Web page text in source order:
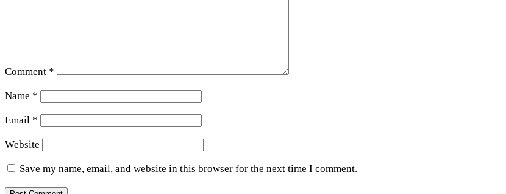
Comment *
Name *
Email *
Website
Save my name, email, and website in this browser for the next time I comment.